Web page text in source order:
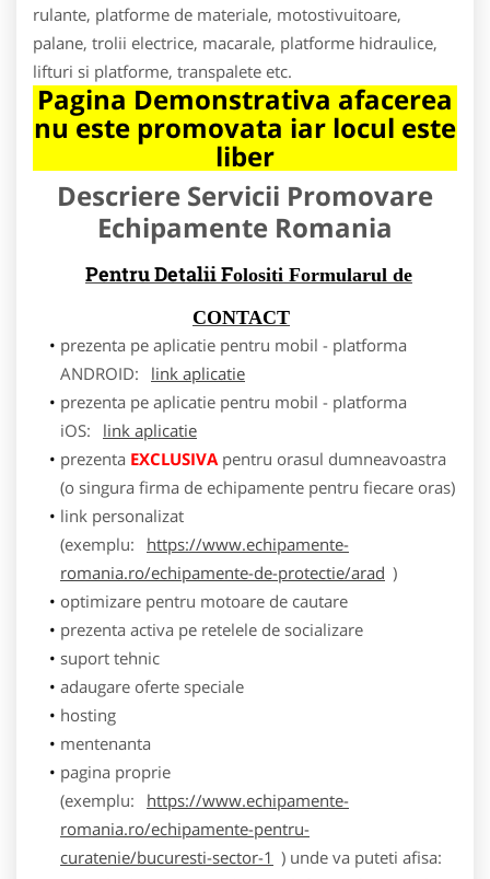
rulante, platforme de materiale, motostivuitoare,
palane, trolii electrice, macarale, platforme hidraulice,
lifturi si platforme, transpalete etc.
Pagina Demonstrativa afacerea
nu este promovata iar locul este
liber
Descriere Servicii Promovare
Echipamente Romania
Pentru Detalii Folositi Formularul de
CONTACT
prezenta pe aplicatie pentru mobil - platforma
ANDROID:
link aplicatie
prezenta pe aplicatie pentru mobil - platforma
iOS:
link aplicatie
prezenta EXCLUSIVApentru orasul dumneavoastra
(o singura firma de echipamente pentru fiecare oras)
link personalizat
(exemplu:
https://www.echipamente-
romania.ro/echipamente-de-protectie/arad )
optimizare pentru motoare de cautare
prezenta activa pe retelele de socializare
suport tehnic
adaugare oferte speciale
hosting
mentenanta
pagina proprie
(exemplu:
https://www.echipamente-
romania.ro/echipamente-pentru-
curatenie/bucuresti-sector-1 ) unde va puteti afisa: